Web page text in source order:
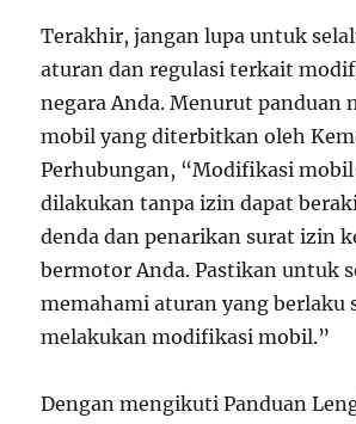
Terakhir, jangan lupa untuk
aturan dan regulasi terkait
negara Anda. Menurut panduan
mobil yang diterbitkan oleh
Perhubungan, “Modifikasi
dilakukan tanpa izin dapat
denda dan penarikan surat izin
bermotor Anda. Pastikan untuk
memahami aturan yang berlaku
melakukan modifikasi mobil.”
Dengan mengikuti Panduan